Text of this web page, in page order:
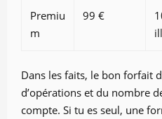
Premiu
m
99 €
Dans les faits, le bon forfait
d’opérations et du nombre
compte. Si tu es seul, une